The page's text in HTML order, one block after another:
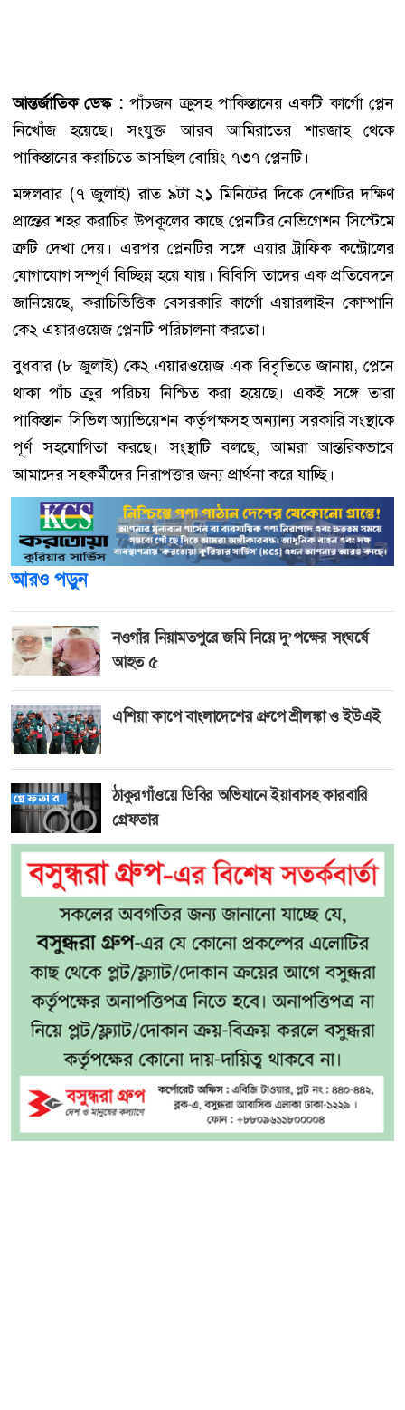
আন্তর্জাতিক ডেস্ক :পাঁচজন ক্রুসহ পাকিস্তানের একটি কার্গো প্লেন
নিখোঁজ হয়েছে। সংযুক্ত আরব আমিরাতের শারজাহ থেকে
পাকিস্তানের করাচিতে আসছিল বোয়িং ৭৩৭ প্লেনটি।
মঙ্গলবার (৭ জুলাই) রাত ৯টা ২১ মিনিটের দিকে দেশটির দক্ষিণ
প্রান্তের শহর করাচির উপকূলের কাছে প্লেনটির নেভিগেশন সিস্টেমে
ত্রুটি দেখা দেয়। এরপর প্লেনটির সঙ্গে এয়ার ট্রাফিক কন্ট্রোলের
যোগাযোগ সম্পূর্ণ বিচ্ছিন্ন হয়ে যায়। বিবিসি তাদের এক প্রতিবেদনে
জানিয়েছে, করাচিভিত্তিক বেসরকারি কার্গো এয়ারলাইন কোম্পানি
কে২ এয়ারওয়েজ প্লেনটি পরিচালনা করতো।
বুধবার (৮ জুলাই) কে২ এয়ারওয়েজ এক বিবৃতিতে জানায়, প্লেনে
থাকা পাঁচ ক্রুর পরিচয় নিশ্চিত করা হয়েছে। একই সঙ্গে তারা
পাকিস্তান সিভিল অ্যাভিয়েশন কর্তৃপক্ষসহ অন্যান্য সরকারি সংস্থাকে
পূর্ণ সহযোগিতা করছে। সংস্থাটি বলছে, আমরা আন্তরিকভাবে
আমাদের সহকর্মীদের নিরাপত্তার জন্য প্রার্থনা করে যাচ্ছি।
আরও পড়ুন
নওগাঁর নিয়ামতপুরে জমি নিয়ে দু’পক্ষের সংঘর্ষে
আহত ৫
এশিয়া কাপে বাংলাদেশের গ্রুপে শ্রীলঙ্কা ও ইউএই
ঠাকুরগাঁওয়ে ডিবির অভিযানে ইয়াবাসহ কারবারি
গ্রেফতার